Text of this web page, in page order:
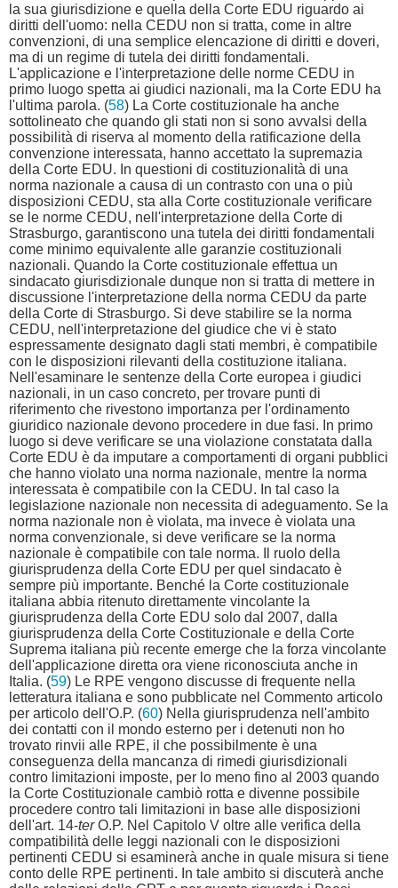
la sua giurisdizione e quella della Corte EDU riguardo ai
diritti dell'uomo: nella CEDU non si tratta, come in altre
convenzioni, di una semplice elencazione di diritti e doveri,
ma di un regime di tutela dei diritti fondamentali.
L'applicazione e l'interpretazione delle norme CEDU in
primo luogo spetta ai giudici nazionali, ma la Corte EDU ha
l'ultima parola. (58) La Corte costituzionale ha anche
sottolineato che quando gli stati non si sono avvalsi della
possibilità di riserva al momento della ratificazione della
convenzione interessata, hanno accettato la supremazia
della Corte EDU. In questioni di costituzionalità di una
norma nazionale a causa di un contrasto con una o più
disposizioni CEDU, sta alla Corte costituzionale verificare
se le norme CEDU, nell'interpretazione della Corte di
Strasburgo, garantiscono una tutela dei diritti fondamentali
come minimo equivalente alle garanzie costituzionali
nazionali. Quando la Corte costituzionale effettua un
sindacato giurisdizionale dunque non si tratta di mettere in
discussione l'interpretazione della norma CEDU da parte
della Corte di Strasburgo. Si deve stabilire se la norma
CEDU, nell'interpretazione del giudice che vi è stato
espressamente designato dagli stati membri, è compatibile
con le disposizioni rilevanti della costituzione italiana.
Nell'esaminare le sentenze della Corte europea i giudici
nazionali, in un caso concreto, per trovare punti di
riferimento che rivestono importanza per l'ordinamento
giuridico nazionale devono procedere in due fasi. In primo
luogo si deve verificare se una violazione constatata dalla
Corte EDU è da imputare a comportamenti di organi pubblici
che hanno violato una norma nazionale, mentre la norma
interessata è compatibile con la CEDU. In tal caso la
legislazione nazionale non necessita di adeguamento. Se la
norma nazionale non è violata, ma invece è violata una
norma convenzionale, si deve verificare se la norma
nazionale è compatibile con tale norma. Il ruolo della
giurisprudenza della Corte EDU per quel sindacato è
sempre più importante. Benché la Corte costituzionale
italiana abbia ritenuto direttamente vincolante la
giurisprudenza della Corte EDU solo dal 2007, dalla
giurisprudenza della Corte Costituzionale e della Corte
Suprema italiana più recente emerge che la forza vincolante
dell'applicazione diretta ora viene riconosciuta anche in
Italia. (59) Le RPE vengono discusse di frequente nella
letteratura italiana e sono pubblicate nel Commento articolo
per articolo dell'O.P. (60) Nella giurisprudenza nell'ambito
dei contatti con il mondo esterno per i detenuti non ho
trovato rinvii alle RPE, il che possibilmente è una
conseguenza della mancanza di rimedi giurisdizionali
contro limitazioni imposte, per lo meno fino al 2003 quando
la Corte Costituzionale cambiò rotta e divenne possibile
procedere contro tali limitazioni in base alle disposizioni
dell'art. 14-terO.P. Nel Capitolo V oltre alle verifica della
compatibilità delle leggi nazionali con le disposizioni
pertinenti CEDU si esaminerà anche in quale misura si tiene
conto delle RPE pertinenti. In tale ambito si discuterà anche